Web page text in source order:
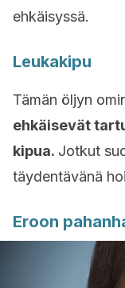
ehkäisyssä.
Leukakipu
Tämän öljyn
ehkäisevät
kipua. Jotkut
täydentävänä
Eroon